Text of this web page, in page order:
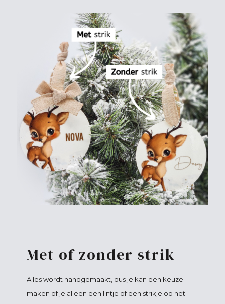
Met of zonder strik
Alles wordt handgemaakt, dus je kan een keuze
maken of je alleen een lintje of een strikje op het